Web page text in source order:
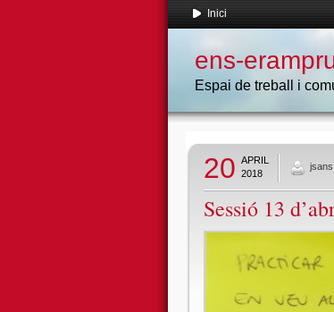
Inici
ens-
Espai de treball i
20 APRIL
2018
jsans
Sessió 13